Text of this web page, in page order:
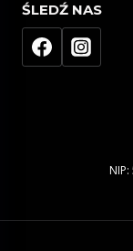
ŚLEDŹ NAS